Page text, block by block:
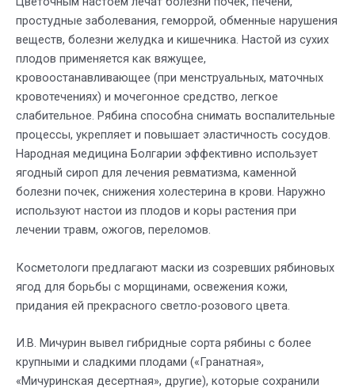
простудные заболевания, геморрой, обменные нарушения
веществ, болезни желудка и кишечника. Настой из сухих
плодов применяется как вяжущее,
кровоостанавливающее (при менструальных, маточных
кровотечениях) и мочегонное средство, легкое
слабительное. Рябина способна снимать воспалительные
процессы, укрепляет и повышает эластичность сосудов.
Народная медицина Болгарии эффективно использует
ягодный сироп для лечения ревматизма, каменной
болезни почек, снижения холестерина в крови. Наружно
используют настои из плодов и коры растения при
лечении травм, ожогов, переломов.
Косметологи предлагают маски из созревших рябиновых
ягод для борьбы с морщинами, освежения кожи,
придания ей прекрасного светло-розового цвета.
И.В. Мичурин вывел гибридные сорта рябины с более
крупными и сладкими плодами («Гранатная»,
«Мичуринская десертная», другие), которые сохранили